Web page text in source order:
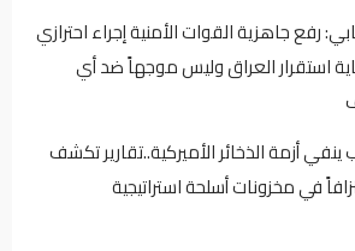
رفع جاهزية القوات الأمنية إجراء احترازي
استقرار العراق وليس موجهاً ضد أي
ينفي أزمة الذخائر الأميركية..تقارير تكشف
في مخزونات أسلحة استراتيجية